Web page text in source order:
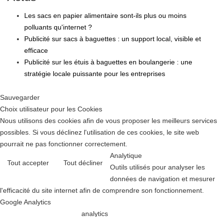
Les sacs en papier alimentaire sont-ils plus ou moins
polluants qu'internet ?
Publicité sur sacs à baguettes : un support local, visible et
efficace
Publicité sur les étuis à baguettes en boulangerie : une
stratégie locale puissante pour les entreprises
Sauvegarder
Choix utilisateur pour les Cookies
Nous utilisons des cookies afin de vous proposer les meilleurs services
possibles. Si vous déclinez l'utilisation de ces cookies, le site web
pourrait ne pas fonctionner correctement.
Tout accepter Tout décliner
Analytique
Outils utilisés pour analyser les
données de navigation et mesurer
l'efficacité du site internet afin de comprendre son fonctionnement.
Google Analytics
analytics